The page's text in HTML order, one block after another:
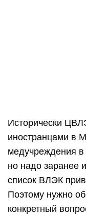
Исторически
иностранцами в
медучреждения в
но надо заранее
список ВЛЭК
Поэтому нужно
конкретный